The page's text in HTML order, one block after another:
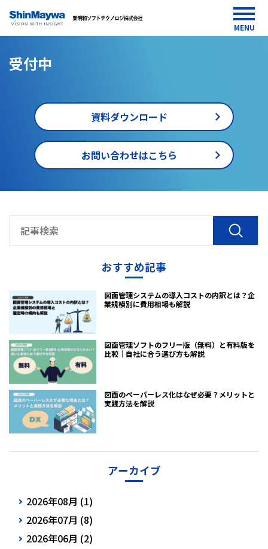
MENU
受付中
資料ダウンロード
お問い合わせはこちら
おすすめ記事
図面管理システムの導入コストの内訳とは？企
業規模別に費用相場も解説
図面管理ソフトのフリー版（無料）と有料版を
比較｜自社に合う選び方も解説
図面のペーパーレス化はなぜ必要？メリットと
実践方法を解説
アーカイブ
2026年08月 (1)
2026年07月 (8)
2026年06月 (2)